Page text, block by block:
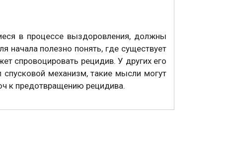
в процессе выздоровления, должны
начала полезно понять, где существует
спровоцировать рецидив. У других его
механизм, такие мысли могут
к предотвращению рецидива.